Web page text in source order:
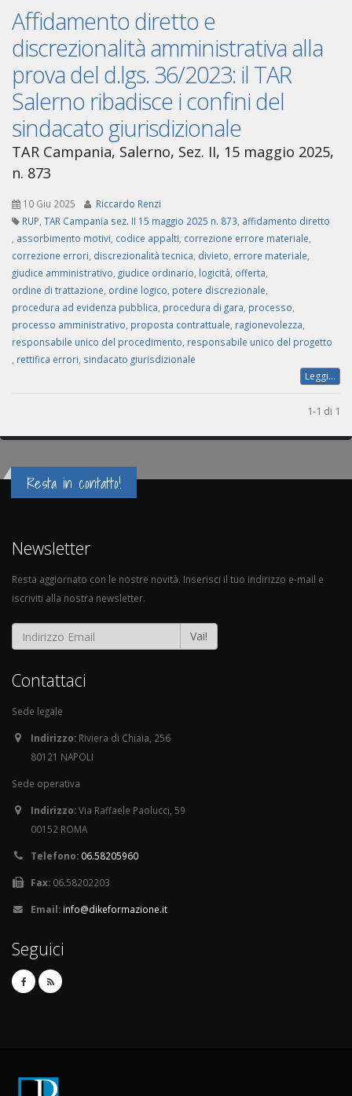
Affidamento diretto e
discrezionalità amministrativa alla
prova del d.lgs. 36/2023: il TAR
Salerno ribadisce i confini del
sindacato giurisdizionale
TAR Campania, Salerno, Sez. II, 15 maggio 2025,
n. 873
10 Giu 2025
Riccardo Renzi
RUP TAR Campania sez. II 15 maggio 2025 n. 873 affidamento diretto
assorbimento motivi codice appalti correzione errore materiale
correzione errori discrezionalità tecnica divieto errore materiale
giudice amministrativo giudice ordinario logicità offerta
ordine di trattazione ordine logico potere discrezionale
procedura ad evidenza pubblica procedura di gara processo
processo amministrativo proposta contrattuale ragionevolezza
responsabile unico del procedimento responsabile unico del progetto
rettifica errori sindacato giurisdizionale
Leggi...
1-1 di 1
Resta in contatto!
Newsletter
Resta aggiornato con le nostre novità. Inserisci il tuo indirizzo e-mail e
iscriviti alla nostra newsletter.
Vai!
Contattaci
Sede legale
Indirizzo: Riviera di Chiaia, 256
80121 NAPOLI
Sede operativa
Indirizzo:Via Raffaele Paolucci, 59
00152 ROMA
Telefono: 06.58205960
Fax: 06.58202203
Email: info@dikeformazione.it
Seguici